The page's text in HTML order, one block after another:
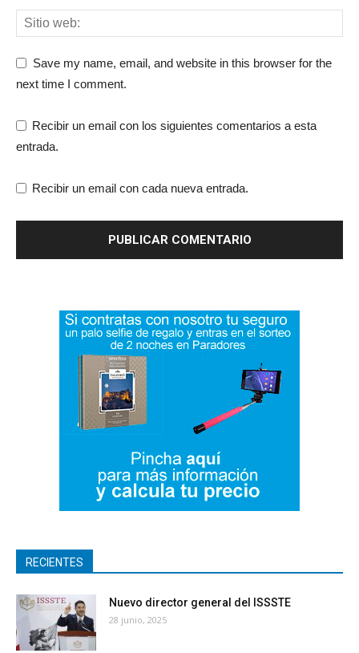
Save my name, email, and website in this browser for the
next time I comment.
Recibir un email con los siguientes comentarios a esta
entrada.
Recibir un email con cada nueva entrada.
RECIENTES
Nuevo director general del ISSSTE
28 junio, 2025